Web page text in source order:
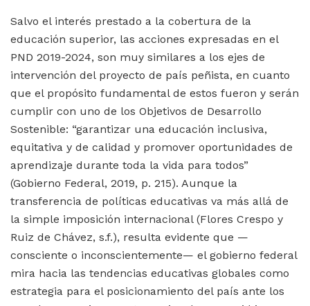
Salvo el interés prestado a la cobertura de la
educación superior, las acciones expresadas en el
PND 2019-2024, son muy similares a los ejes de
intervención del proyecto de país peñista, en cuanto
que el propósito fundamental de estos fueron y serán
cumplir con uno de los Objetivos de Desarrollo
Sostenible: “garantizar una educación inclusiva,
equitativa y de calidad y promover oportunidades de
aprendizaje durante toda la vida para todos”
(Gobierno Federal, 2019, p. 215). Aunque la
transferencia de políticas educativas va más allá de
la simple imposición internacional (Flores Crespo y
Ruiz de Chávez, s.f.), resulta evidente que —
consciente o inconscientemente— el gobierno federal
mira hacia las tendencias educativas globales como
estrategia para el posicionamiento del país ante los